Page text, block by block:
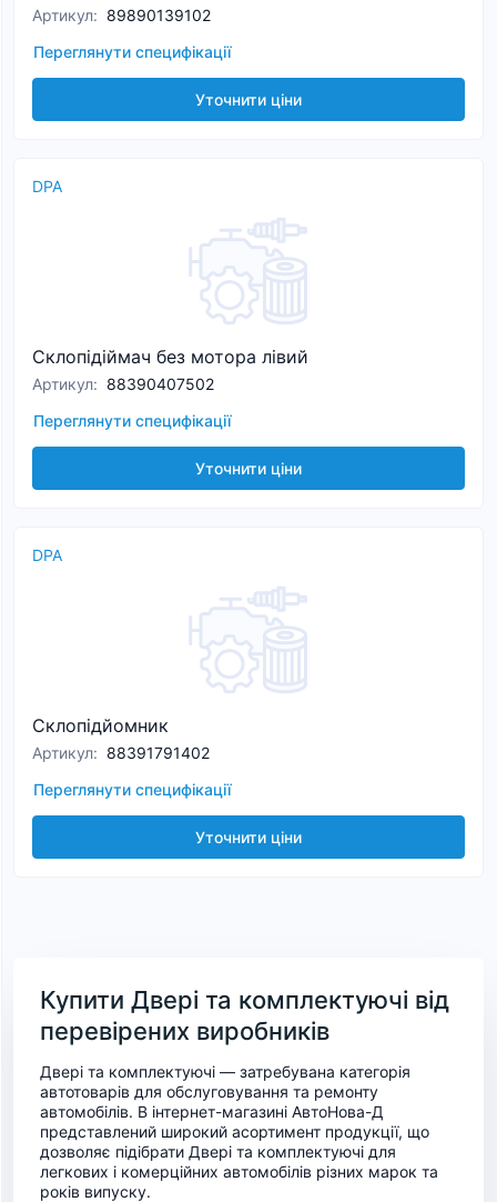
Артикул: 89890139102
Переглянути специфікації
Уточнити ціни
DPA
Склопідіймач без мотора лівий
Артикул: 88390407502
Переглянути специфікації
Уточнити ціни
DPA
Склопідйомник
Артикул: 88391791402
Переглянути специфікації
Уточнити ціни
Купити Двері та комплектуючі від
перевірених виробників
Двері та комплектуючі — затребувана категорія
автотоварів для обслуговування та ремонту
автомобілів. В інтернет-магазині АвтоНова-Д
представлений широкий асортимент продукції, що
дозволяє підібрати Двері та комплектуючі для
легкових і комерційних автомобілів різних марок та
років випуску.